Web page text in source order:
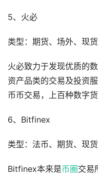
5、火必
类型：期货、场外、现货
火必致力于发现优质的
资产品类的交易及投资
币币交易，上百种数字货
6、Bitfinex
类型：法币、期货、现货
Bitfinex本来是币圈交易